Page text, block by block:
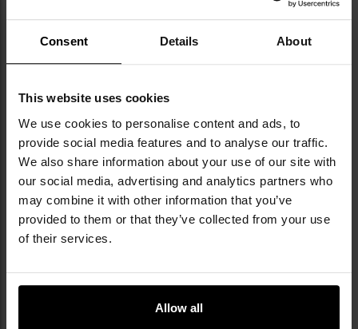
Consent Details About
This website uses cookies
We use cookies to personalise content and ads, to
provide social media features and to analyse our traffic.
We also share information about your use of our site with
our social media, advertising and analytics partners who
may combine it with other information that you’ve
provided to them or that they’ve collected from your use
of their services.
Allow all
У її асортименті вирізняються лінійки, такі
виживання, Law Enforcement — розроблена
для силових структур, а також Range —
використовує сучасні зразки камуфляжу,
забезпечуючи адаптацію до різних умов
місцевості.
ТЕХНІЧНІ ДАНІ
Колір / камуфляж
Чорний
Короткий